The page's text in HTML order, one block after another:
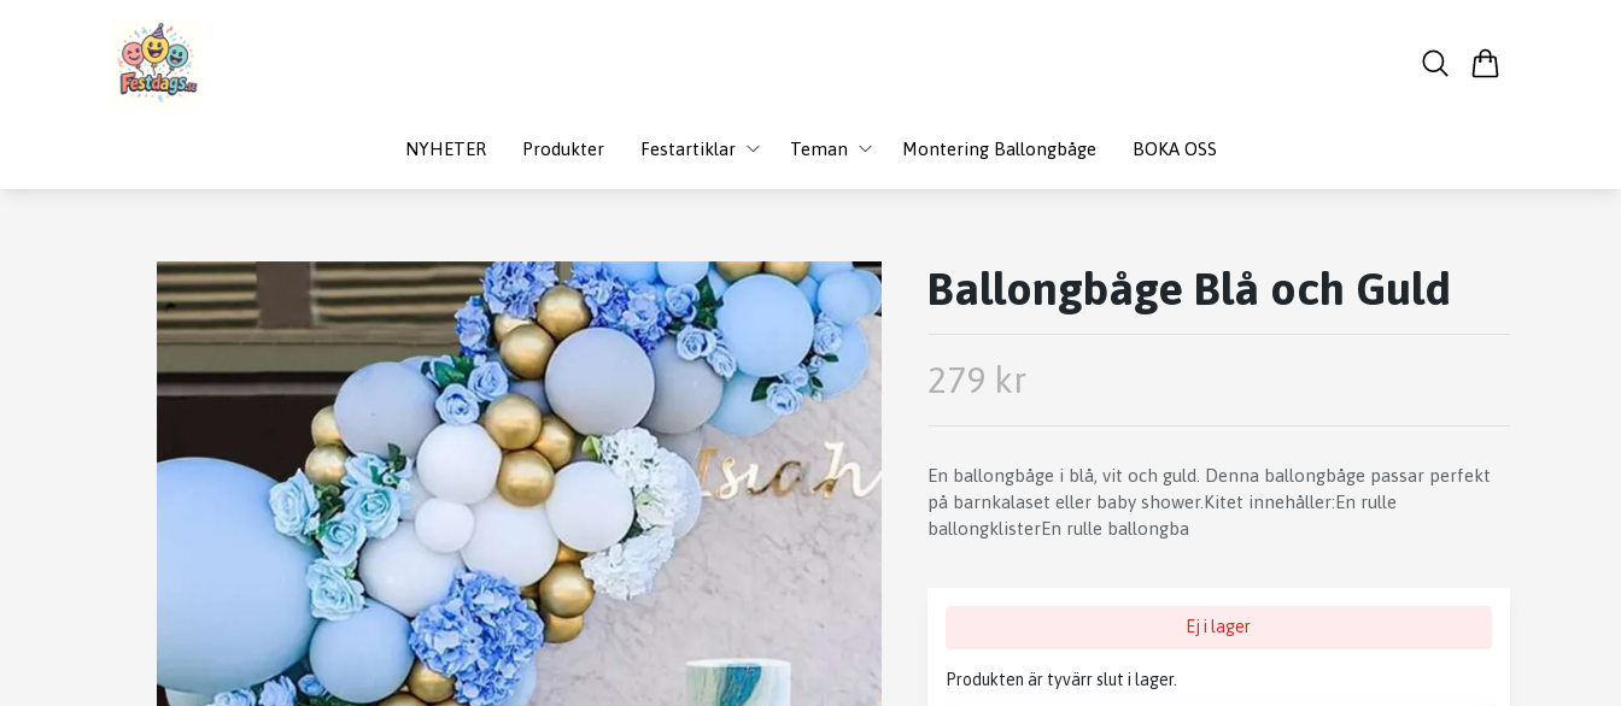
NYHETER Produkter Festartiklar Teman Montering Ballongbåge BOKA OSS
Ballongbåge Blå och Guld
279 kr
En ballongbåge i blå, vit och guld. Denna ballongbåge passar perfekt
på barnkalaset eller baby shower.Kitet innehåller:En rulle
ballongklisterEn rulle ballongba
Ej i lager
Produkten är tyvärr slut i lager.